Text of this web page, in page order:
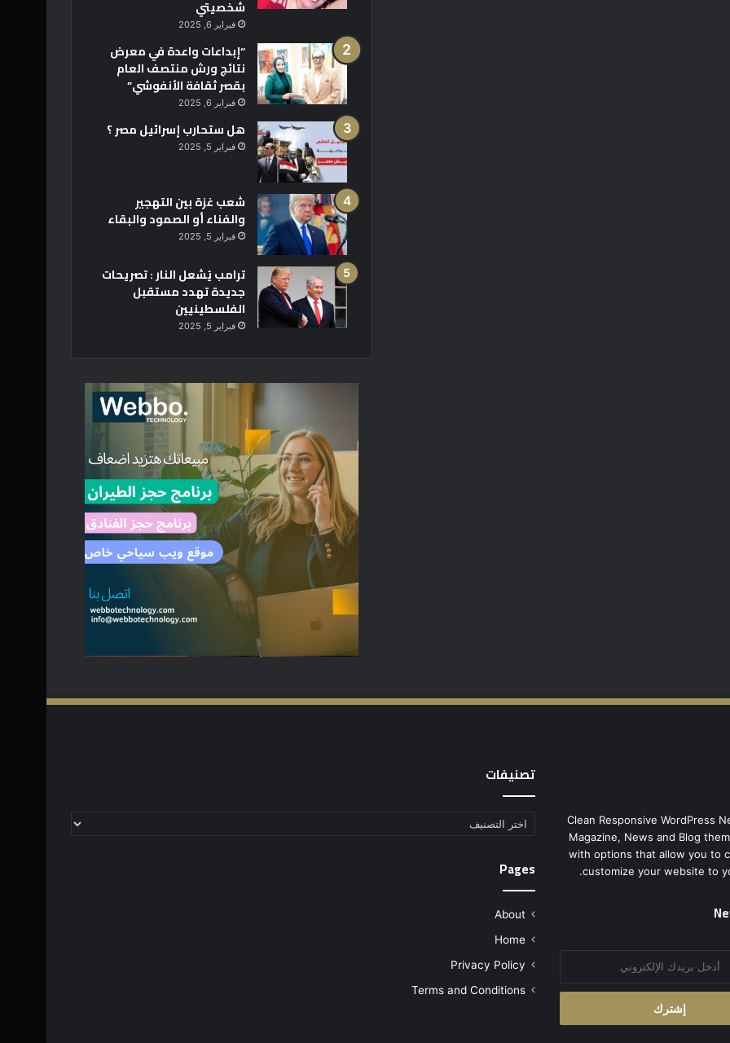
شخصيتي
فبراير 6, 2025
“إبداعات واعدة في معرض
نتائج ورش منتصف العام
بقصر ثقافة الأنفوشي”
فبراير 6, 2025
هل ستحارب إسرائيل مصر ؟
فبراير 5, 2025
شعب غزة بين التهجير
والفناء أو الصمود والبقاء
فبراير 5, 2025
ترامب يُشعل النار : تصريحات
جديدة تهدد مستقبل
الفلسطينيين
فبراير 5, 2025
Clean Responsive WordPress
Magazine, News and Blog
with options that allow you to
customize your website to
تصنيفات
تصنيفات
Pages
About
Home
Privacy Policy
Terms and Conditions